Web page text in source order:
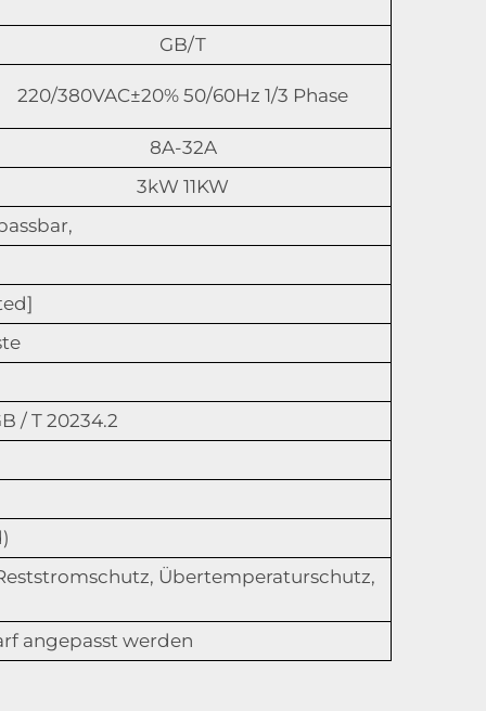
GB/T
220/380VAC±20% 50/60Hz 1/3 Phase
8A-32A
3kW 11KW
/ T 20234.2
Übertemperaturschutz,
angepasst werden